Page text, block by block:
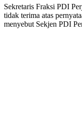
Sekretaris Fraksi PDI
tidak terima atas
menyebut Sekjen PDI